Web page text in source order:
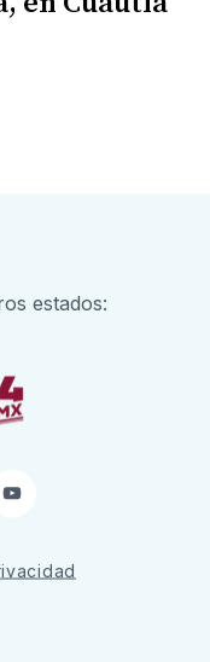
estados:
YouTube